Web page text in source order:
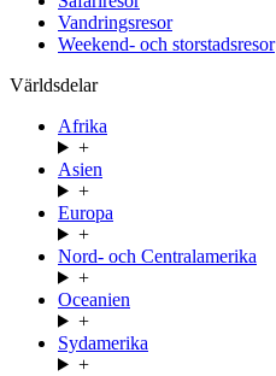
Vandringsresor
Weekend- och storstadsresor
Världsdelar
Afrika
+
Asien
+
Europa
+
Nord- och Centralamerika
+
Oceanien
+
Sydamerika
+